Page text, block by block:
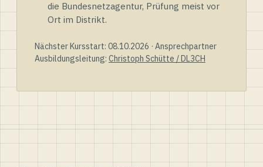
die Bundesnetzagentur, Prüfung meist vor
Ort im Distrikt.
Nächster Kursstart: 08.10.2026 · Ansprechpartner
Ausbildungsleitung: Christoph Schütte / DL3CH